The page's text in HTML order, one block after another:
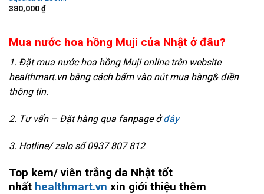
380,000₫
Mua nước hoa hồng Muji của Nhật ở đâu?
1. Đặt mua nước hoa hồng Muji online trên website
healthmart.vn bằng cách bấm vào nút mua hàng& điền
thông tin.
2. Tư vấn – Đặt hàng qua fanpage ởđây
3. Hotline/ zalo số 0937 807 812
Top kem/ viên trắng da Nhật tốt
nhất healthmart.vn xin giới thiệu thêm